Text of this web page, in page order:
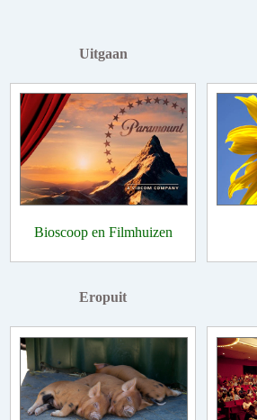
Uitgaan
Bioscoop en Filmhuizen
Eropuit